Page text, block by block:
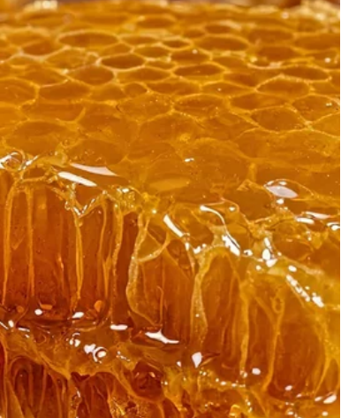
OSLOBAĐANJE
– kao da su morali stalno da dokazuju svoju
dani donose preokret kroz istinu.
sada dolazi razotkrivanje. Neko priznaje da je
dobija jasan rasplet.
koje vam je stalo konačno izgovori ono što dugo
prepoznaje vašu autentičnost i ne pokušava da vas
svoje sposobnosti bez sputavanja. Autoriteti vas
tuđih očekivanja. Shvatate da ne morate nikome da